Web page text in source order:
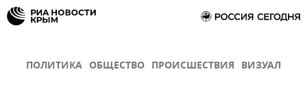
ПОЛИТИКА ОБЩЕСТВО ПРОИСШЕСТВИЯ ВИЗУАЛ